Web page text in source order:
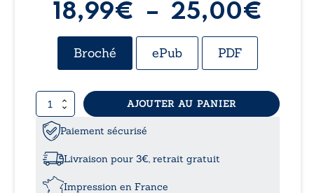
18,99€ – 25,00€
Broché ePub PDF
quantité
de
Princeps
cipis
guides
AJOUTER AU PANIER
Paiement sécurisé
Livraison pour 3€, retrait gratuit
Impression en France